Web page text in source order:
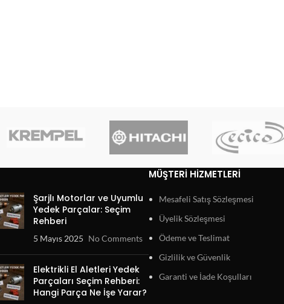
Şarjlı Motorlar ve Uyumlu
Yedek Parçalar: Seçim
Rehberi
5 Mayıs 2025 No Comments
Elektrikli El Aletleri Yedek
Parçaları Seçim Rehberi:
Hangi Parça Ne İşe Yarar?
MÜŞTERI HIZMETLERI
Mesafeli Satış Sözleşmesi
Üyelik Sözleşmesi
Ödeme ve Teslimat
Gizlilik ve Güvenlik
Garanti ve İade Koşulları